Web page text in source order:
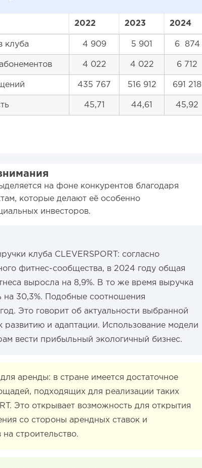
2022 2023 2024
клуба 4 909 5 901 6 874
4 022 4 022 6 712
435 767 516 912 691 218
45,71 44,61 45,92
на фоне конкурентов благодаря
которые делают её особенно
инвесторов.
клуба CLEVERSPORT: согласно
фитнес-сообщества, в 2024 году общая
выросла на 8,9%. В то же время выручка
на 30,3%. Подобные соотношения
Это говорит об актуальности выбранной
развитию и адаптации. Использование модели
вести прибыльный экологичный бизнес.
аренды: в стране имеется достаточное
подходящих для реализации таких
Это открывает возможность для открытия
со стороны арендных ставок и
строительство.